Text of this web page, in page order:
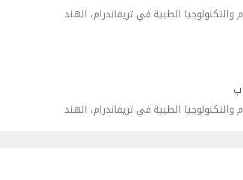
الطبية في تريفاندرام، الهند
الطبية في تريفاندرام، الهند